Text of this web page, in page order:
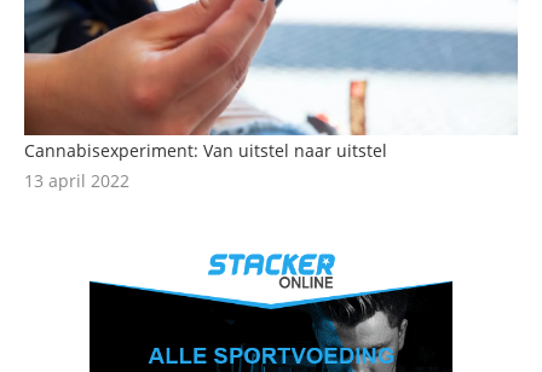
Cannabisexperiment: Van uitstel naar uitstel
13 april 2022